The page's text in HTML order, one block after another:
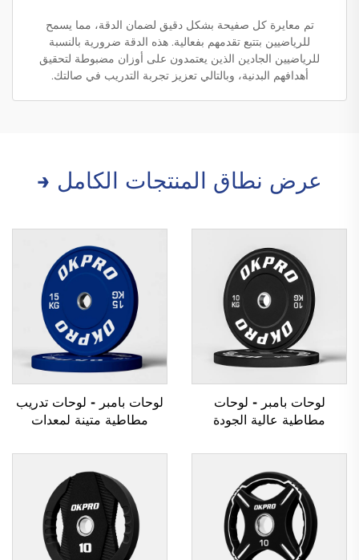
تم معايرة كل صفيحة بشكل دقيق لضمان الدقة، مما يسمح
للرياضيين بتتبع تقدمهم بفعالية. هذه الدقة ضرورية بالنسبة
للرياضيين الجادين الذين يعتمدون على أوزان مضبوطة لتحقيق
أهدافهم البدنية، وبالتالي تعزيز تجربة التدريب في صالتك.
عرض نطاق المنتجات الكامل →
لوحات بامبر - لوحات
مطاطية عالية الجودة
الرياضية
لوحات بامبر - لوحات تدريب
مطاطية متينة لمعدات